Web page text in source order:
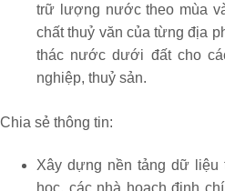
trữ lượng nước theo mùa
chất thuỷ văn của từng địa
thác nước dưới đất cho
nghiệp, thuỷ sản.
Chia sẻ thông tin:
Xây dựng nền tảng dữ liệu
học, các nhà hoạch định